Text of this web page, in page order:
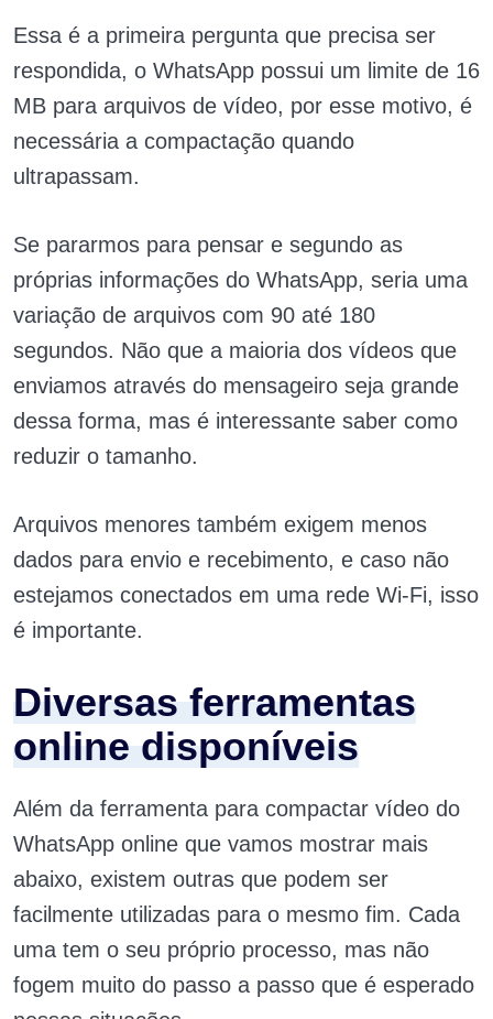
Essa é a primeira pergunta que precisa ser
respondida, o WhatsApp possui um limite de 16
MB para arquivos de vídeo, por esse motivo, é
necessária a compactação quando
ultrapassam.
Se pararmos para pensar e segundo as
próprias informações do WhatsApp, seria uma
variação de arquivos com 90 até 180
segundos. Não que a maioria dos vídeos que
enviamos através do mensageiro seja grande
dessa forma, mas é interessante saber como
reduzir o tamanho.
Arquivos menores também exigem menos
dados para envio e recebimento, e caso não
estejamos conectados em uma rede Wi-Fi, isso
é importante.
Diversas ferramentas
online disponíveis
Além da ferramenta para compactar vídeo do
WhatsApp online que vamos mostrar mais
abaixo, existem outras que podem ser
facilmente utilizadas para o mesmo fim. Cada
uma tem o seu próprio processo, mas não
fogem muito do passo a passo que é esperado